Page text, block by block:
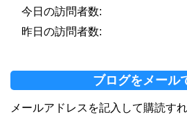
今日の訪問者数:
昨日の訪問者数:
ブログをメール
メールアドレスを記入して購読す